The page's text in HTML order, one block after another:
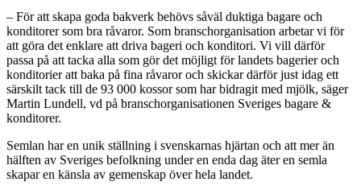
– För att skapa goda bakverk behövs såväl duktiga bagare och
konditorer som bra råvaror. Som branschorganisation arbetar vi för
att göra det enklare att driva bageri och konditori. Vi vill därför
passa på att tacka alla som gör det möjligt för landets bagerier och
konditorier att baka på fina råvaror och skickar därför just idag ett
särskilt tack till de 93 000 kossor som har bidragit med mjölk, säger
Martin Lundell, vd på branschorganisationen Sveriges bagare &
konditorer.
Semlan har en unik ställning i svenskarnas hjärtan och att mer än
hälften av Sveriges befolkning under en enda dag äter en semla
skapar en känsla av gemenskap över hela landet.